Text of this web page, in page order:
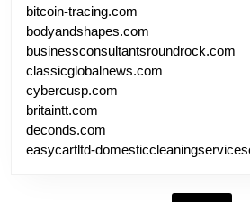
bitcoin-tracing.com
bodyandshapes.com
businessconsultantsroundrock.com
classicglobalnews.com
cybercusp.com
britaintt.com
deconds.com
easycartltd-